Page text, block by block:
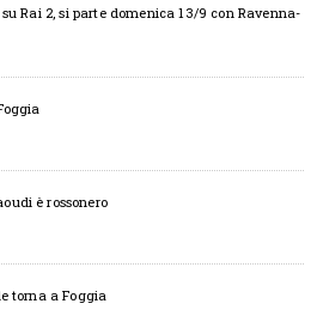
Rai 2, si parte domenica 13/9 con Ravenna-
è rossonero
torna a Foggia